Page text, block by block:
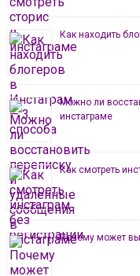
Как находить
Можно ли
инстаграме
Как смотреть
Почему может